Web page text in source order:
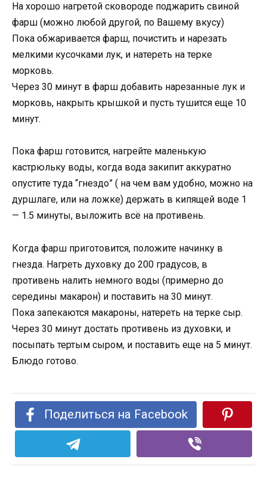
На хорошо нагретой сковороде поджарить свиной
фарш (можно любой другой, по Вашему вкусу)
Пока обжаривается фарш, почистить и нарезать
мелкими кусочками лук, и натереть на терке
морковь.
Через 30 минут в фарш добавить нарезанные лук и
морковь, накрыть крышкой и пусть тушится еще 10
минут.
Пока фарш готовится, нагрейте маленькую
кастрюльку воды, когда вода закипит аккуратно
опустите туда “гнездо” ( на чем вам удобно, можно на
дуршлаге, или на ложке) держать в кипящей воде 1
— 1.5 минуты, выложить всё на противень.
Когда фарш приготовится, положите начинку в
гнезда. Нагреть духовку до 200 градусов, в
противень налить немного воды (примерно до
середины макарон) и поставить на 30 минут.
Пока запекаются макароны, натереть на терке сыр.
Через 30 минут достать противень из духовки, и
посыпать тертым сыром, и поставить еще на 5 минут.
Блюдо готово.
Поделиться на Facebook